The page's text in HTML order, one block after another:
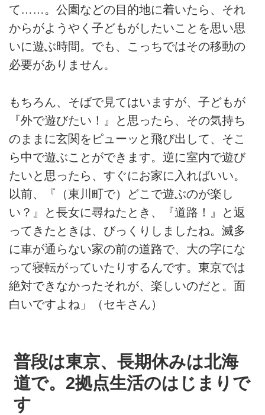
て……。公園などの目的地に着いたら、それ
からがようやく子どもがしたいことを思い思
いに遊ぶ時間。でも、こっちではその移動の
必要がありません。
もちろん、そばで見てはいますが、子どもが
『外で遊びたい！』と思ったら、その気持ち
のままに玄関をピューッと飛び出して、そこ
ら中で遊ぶことができます。逆に室内で遊び
たいと思ったら、すぐにお家に入ればいい。
以前、『（東川町で）どこで遊ぶのが楽し
い？』と長女に尋ねたとき、『道路！』と返
ってきたときは、びっくりしましたね。滅多
に車が通らない家の前の道路で、大の字にな
って寝転がっていたりするんです。東京では
絶対できなかったそれが、楽しいのだと。面
白いですよね」（セキさん）
普段は東京、長期休みは北海
道で。2拠点生活のはじまりで
す